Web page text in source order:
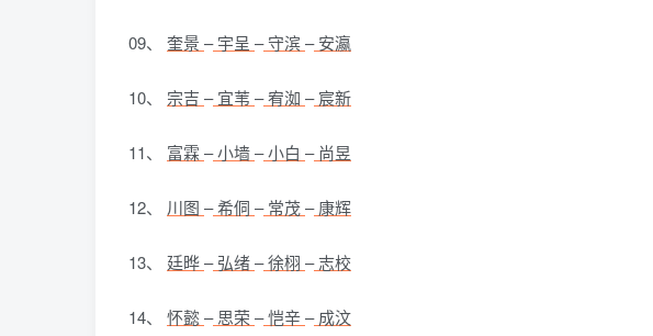
09、 奎景 –宇呈 –守滨–安瀛
10、 宗吉 –宜苇 –宥洳 –宸新
11、 富霖 –小墙–小白 –尚昱
12、 川图 –希侗 –常茂–康辉
13、 廷晔–弘绪–徐栩 –志校
14、 怀懿–思荣 –恺辛–成汶